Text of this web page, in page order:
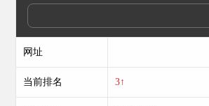
网址
当前排名 3↑